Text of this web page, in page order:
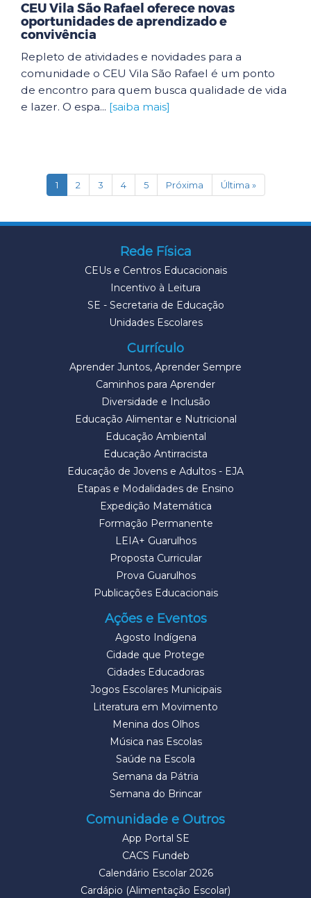
CEU Vila São Rafael oferece novas
oportunidades de aprendizado e
convivência
Repleto de atividades e novidades para a
comunidade o CEU Vila São Rafael é um ponto
de encontro para quem busca qualidade de vida
e lazer. O espa... [saiba mais]
1(current)
2 3 4 5 Próxima Última »
Rede Física
CEUs e Centros Educacionais
Incentivo à Leitura
SE - Secretaria de Educação
Unidades Escolares
Currículo
Aprender Juntos, Aprender Sempre
Caminhos para Aprender
Diversidade e Inclusão
Educação Alimentar e Nutricional
Educação Ambiental
Educação Antirracista
Educação de Jovens e Adultos - EJA
Etapas e Modalidades de Ensino
Expedição Matemática
Formação Permanente
LEIA+ Guarulhos
Proposta Curricular
Prova Guarulhos
Publicações Educacionais
Ações e Eventos
Agosto Indígena
Cidade que Protege
Cidades Educadoras
Jogos Escolares Municipais
Literatura em Movimento
Menina dos Olhos
Música nas Escolas
Saúde na Escola
Semana da Pátria
Semana do Brincar
Comunidade e Outros
App Portal SE
CACS Fundeb
Calendário Escolar 2026
Cardápio (Alimentação Escolar)